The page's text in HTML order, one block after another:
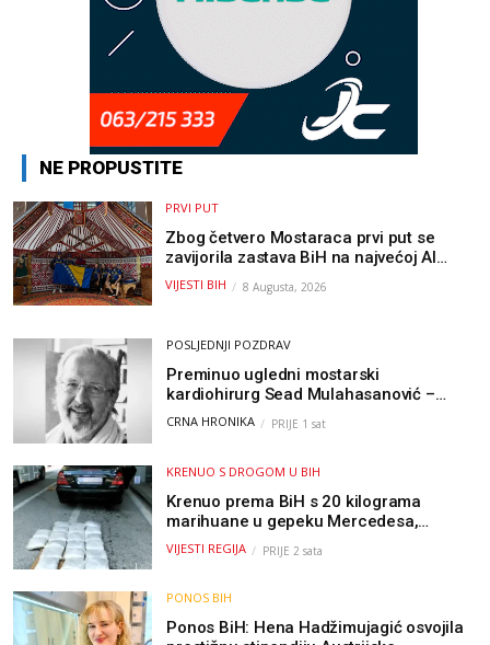
NE PROPUSTITE
PRVI PUT
Zbog četvero Mostaraca prvi put se
zavijorila zastava BiH na najvećoj AI
olimpijadi, a sada je njihov mentor
postao član komiteta Međunarodne
VIJESTI BIH 8 Augusta, 2026
POSLJEDNJI POZDRAV
Preminuo ugledni mostarski
kardiohirurg Sead Mulahasanović –
kolege uputile emotivnu oproštajnu
CRNA HRONIKA PRIJE 1 sat
KRENUO S DROGOM U BIH
Krenuo prema BiH s 20 kilograma
marihuane u gepeku Mercedesa,
policija ga uhapsila na granici
VIJESTI REGIJA PRIJE 2 sata
PONOS BIH
Ponos BiH: Hena Hadžimujagić osvojila